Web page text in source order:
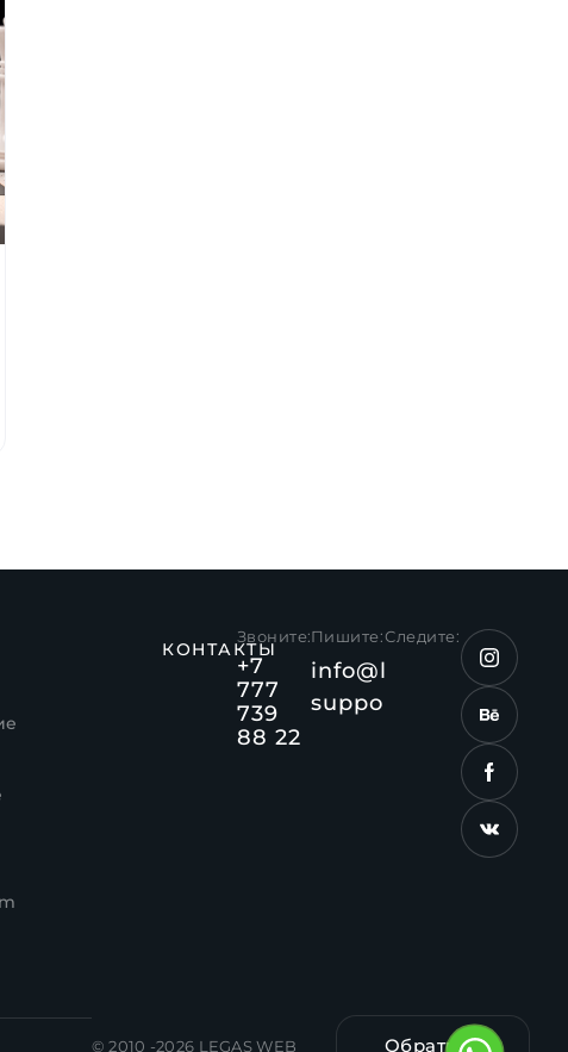
КОНТАКТЫ
Звоните:
+7
777
739
88 22
Пишите:
info@legas.kz
support@legas.kz
Следите:
© 2010 -2026 LEGAS WEB Обратная